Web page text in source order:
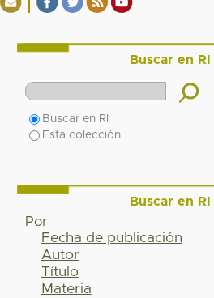
Buscar en RI
Buscar en RI
Esta colección
Buscar en RI
Por
Fecha de publicación
Autor
Título
Materia